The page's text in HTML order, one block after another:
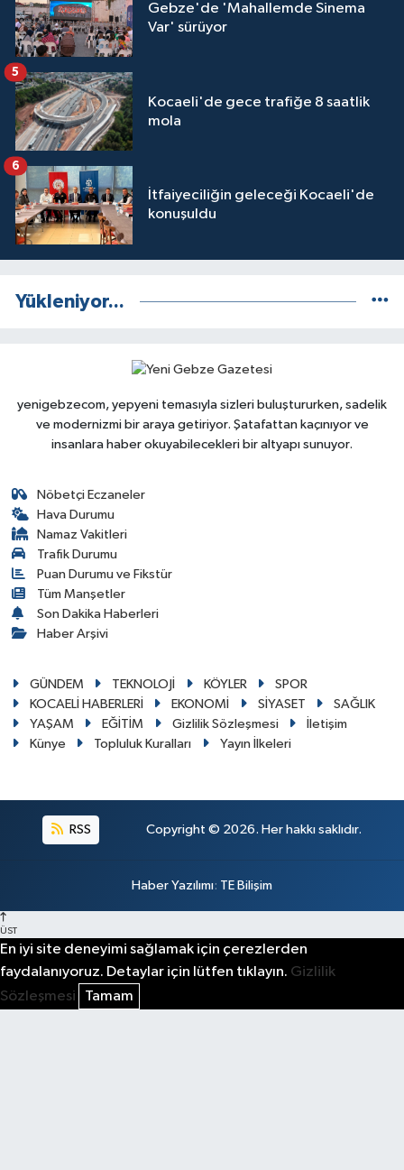
Gebze'de 'Mahallemde Sinema
Var' sürüyor
Kocaeli'de gece trafiğe 8 saatlik
mola
5
İtfaiyeciliğin geleceği Kocaeli'de
konuşuldu
6
Yükleniyor...
yenigebzecom, yepyeni temasıyla sizleri buluştururken, sadelik
ve modernizmi bir araya getiriyor. Şatafattan kaçınıyor ve
insanlara haber okuyabilecekleri bir altyapı sunuyor.
Nöbetçi Eczaneler
Hava Durumu
Namaz Vakitleri
Trafik Durumu
Puan Durumu ve Fikstür
Tüm Manşetler
Son Dakika Haberleri
Haber Arşivi
GÜNDEM TEKNOLOJİ KÖYLER
SPOR
KOCAELİ HABERLERİ
EKONOMİ SİYASET
SAĞLIK
YAŞAM
EĞİTİM Gizlilik Sözleşmesi
İletişim
Künye
Topluluk Kuralları Yayın İlkeleri
RSS Copyright © 2026. Her hakkı saklıdır.
Haber Yazılımı: TE Bilişim
ÜST
En iyi site deneyimi sağlamak için çerezlerden
faydalanıyoruz. Detaylar için lütfen tıklayın. Gizlilik
Sözleşmesi
Tamam